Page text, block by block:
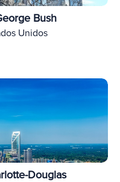
Bush
Unidos
Douglas